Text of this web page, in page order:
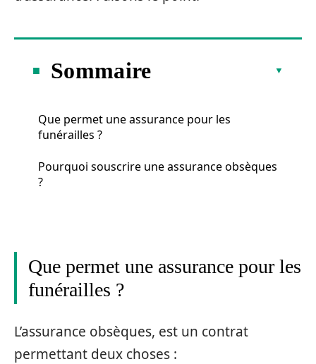
Sommaire
Que permet une assurance pour les
funérailles ?
Pourquoi souscrire une assurance obsèques
?
Que permet une assurance pour les
funérailles ?
L’assurance obsèques, est un contrat
permettant deux choses :